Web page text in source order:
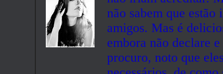
não sabem que estão
amigos. Mas é
embora não declare
procuro, noto que